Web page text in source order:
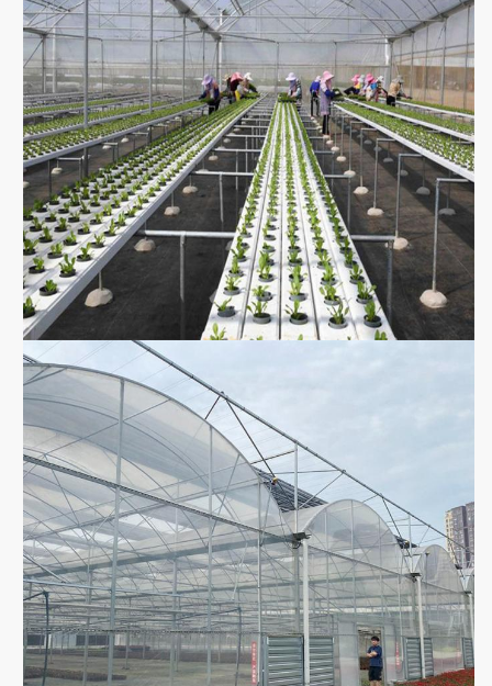
Πάχος
σωλήνων
χάλυβα
1.5mm, 2.0mm, 2.5mm, 3.0mm,
3.5mm ή προσαρμοσμένος
Ίδρυμα Συγκεκριμένη βάση σημείου